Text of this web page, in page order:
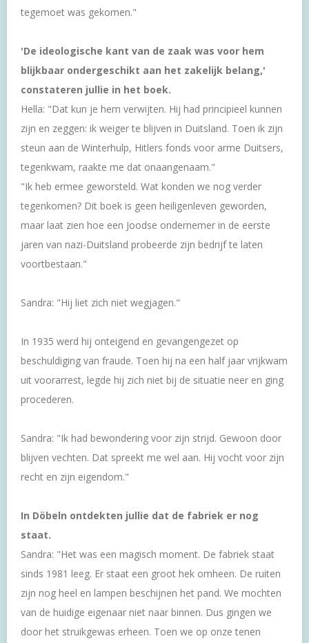
tegemoet was gekomen."
'De ideologische kant van de zaak was voor hem
blijkbaar ondergeschikt aan het zakelijk belang,'
constateren jullie in het boek.
Hella: "Dat kun je hem verwijten. Hij had principieel kunnen
zijn en zeggen: ik weiger te blijven in Duitsland. Toen ik zijn
steun aan de Winterhulp, Hitlers fonds voor arme Duitsers,
tegenkwam, raakte me dat onaangenaam."
"Ik heb ermee geworsteld. Wat konden we nog verder
tegenkomen? Dit boek is geen heiligenleven geworden,
maar laat zien hoe een Joodse ondernemer in de eerste
jaren van nazi-Duitsland probeerde zijn bedrijf te laten
voortbestaan."
Sandra: "Hij liet zich niet wegjagen."
In 1935 werd hij onteigend en gevangengezet op
beschuldiging van fraude. Toen hij na een half jaar vrijkwam
uit voorarrest, legde hij zich niet bij de situatie neer en ging
procederen.
Sandra: "Ik had bewondering voor zijn strijd. Gewoon door
blijven vechten. Dat spreekt me wel aan. Hij vocht voor zijn
recht en zijn eigendom."
In Döbeln ontdekten jullie dat de fabriek er nog
staat.
Sandra: "Het was een magisch moment. De fabriek staat
sinds 1981 leeg. Er staat een groot hek omheen. De ruiten
zijn nog heel en lampen beschijnen het pand. We mochten
van de huidige eigenaar niet naar binnen. Dus gingen we
door het struikgewas erheen. Toen we op onze tenen